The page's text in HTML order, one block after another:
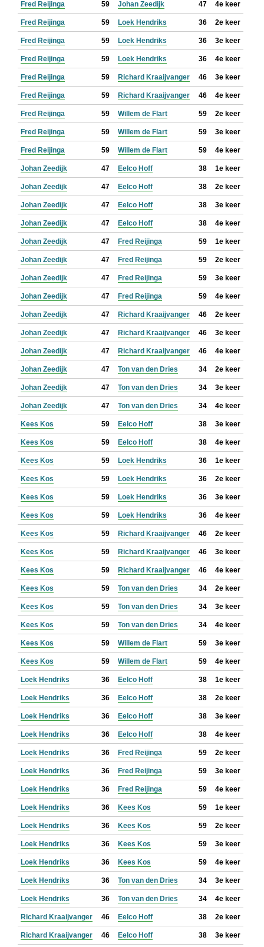
Fred Reijinga 59 Johan Zeedijk 47 4e keer
Fred Reijinga 59 Loek Hendriks 36 2e keer
Fred Reijinga 59 Loek Hendriks 36 3e keer
Fred Reijinga 59 Loek Hendriks 36 4e keer
Fred Reijinga 59 Richard Kraaijvanger 46 3e keer
Fred Reijinga 59 Richard Kraaijvanger 46 4e keer
Fred Reijinga 59 Willem de Flart 59 2e keer
Fred Reijinga 59 Willem de Flart 59 3e keer
Fred Reijinga 59 Willem de Flart 59 4e keer
Johan Zeedijk 47 Eelco Hoff 38 1e keer
Johan Zeedijk 47 Eelco Hoff 38 2e keer
Johan Zeedijk 47 Eelco Hoff 38 3e keer
Johan Zeedijk 47 Eelco Hoff 38 4e keer
Johan Zeedijk 47 Fred Reijinga 59 1e keer
Johan Zeedijk 47 Fred Reijinga 59 2e keer
Johan Zeedijk 47 Fred Reijinga 59 3e keer
Johan Zeedijk 47 Fred Reijinga 59 4e keer
Johan Zeedijk 47 Richard Kraaijvanger 46 2e keer
Johan Zeedijk 47 Richard Kraaijvanger 46 3e keer
Johan Zeedijk 47 Richard Kraaijvanger 46 4e keer
Johan Zeedijk 47 Ton van den Dries 34 2e keer
Johan Zeedijk 47 Ton van den Dries 34 3e keer
Johan Zeedijk 47 Ton van den Dries 34 4e keer
Kees Kos 59 Eelco Hoff 38 3e keer
Kees Kos 59 Eelco Hoff 38 4e keer
Kees Kos 59 Loek Hendriks 36 1e keer
Kees Kos 59 Loek Hendriks 36 2e keer
Kees Kos 59 Loek Hendriks 36 3e keer
Kees Kos 59 Loek Hendriks 36 4e keer
Kees Kos 59 Richard Kraaijvanger 46 2e keer
Kees Kos 59 Richard Kraaijvanger 46 3e keer
Kees Kos 59 Richard Kraaijvanger 46 4e keer
Kees Kos 59 Ton van den Dries 34 2e keer
Kees Kos 59 Ton van den Dries 34 3e keer
Kees Kos 59 Ton van den Dries 34 4e keer
Kees Kos 59 Willem de Flart 59 3e keer
Kees Kos 59 Willem de Flart 59 4e keer
Loek Hendriks 36 Eelco Hoff 38 1e keer
Loek Hendriks 36 Eelco Hoff 38 2e keer
Loek Hendriks 36 Eelco Hoff 38 3e keer
Loek Hendriks 36 Eelco Hoff 38 4e keer
Loek Hendriks 36 Fred Reijinga 59 2e keer
Loek Hendriks 36 Fred Reijinga 59 3e keer
Loek Hendriks 36 Fred Reijinga 59 4e keer
Loek Hendriks 36 Kees Kos 59 1e keer
Loek Hendriks 36 Kees Kos 59 2e keer
Loek Hendriks 36 Kees Kos 59 3e keer
Loek Hendriks 36 Kees Kos 59 4e keer
Loek Hendriks 36 Ton van den Dries 34 3e keer
Loek Hendriks 36 Ton van den Dries 34 4e keer
Richard Kraaijvanger 46 Eelco Hoff 38 2e keer
Richard Kraaijvanger 46 Eelco Hoff 38 3e keer